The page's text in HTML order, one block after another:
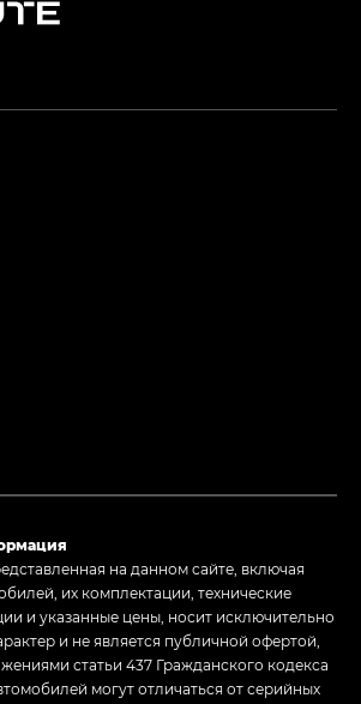
на данном сайте, включая
их комплектации, технические
и указанные цены, носит исключительно
и не является публичной офертой,
статьи 437 Гражданского кодекса
могут отличаться от серийных